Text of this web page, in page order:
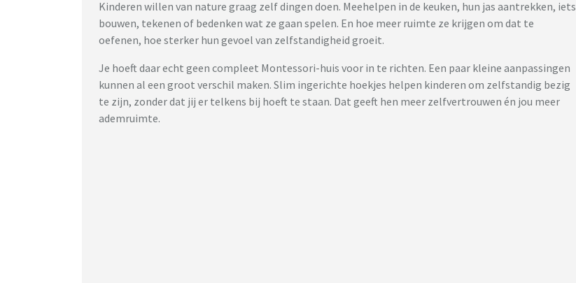
Kinderen willen van nature graag zelf dingen doen. Meehelpen in de keuken, hun jas aantrekken, iets
bouwen, tekenen of bedenken wat ze gaan spelen. En hoe meer ruimte ze krijgen om dat te
oefenen, hoe sterker hun gevoel van zelfstandigheid groeit.
Je hoeft daar echt geen compleet Montessori-huis voor in te richten. Een paar kleine aanpassingen
kunnen al een groot verschil maken. Slim ingerichte hoekjes helpen kinderen om zelfstandig bezig
te zijn, zonder dat jij er telkens bij hoeft te staan. Dat geeft hen meer zelfvertrouwen én jou meer
ademruimte.